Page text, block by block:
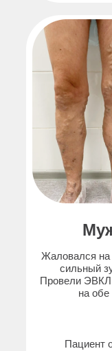
Жаловался на
сильный
Провели ЭВКЛ
на
Пациент